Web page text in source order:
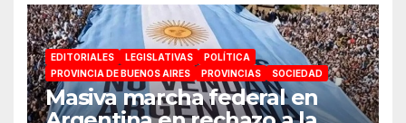
EDITORIALES LEGISLATIVAS
POLÍTICA
PROVINCIA DE BUENOS AIRES
PROVINCIAS SOCIEDAD
Masiva marcha federal en